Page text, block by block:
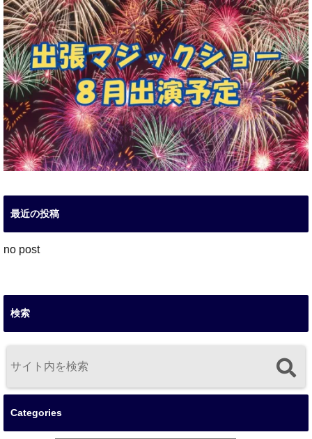
最近の投稿
no post
検索
Categories